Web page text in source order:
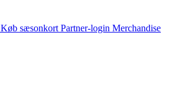
Køb sæsonkort Partner-login Merchandise